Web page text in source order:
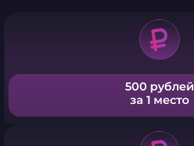
500 рублей
за 1 место